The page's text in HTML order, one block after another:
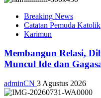
Breaking News
Catatan Pemuda Katolik
Karimun
Membangun Relasi,
Muncul Ide dan
adminCN 3 Agustus 2026